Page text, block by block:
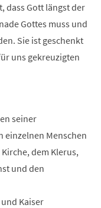
dass Gott längst der
Gottes muss und
Sie ist geschenkt
uns gekreuzigten
seiner
einzelnen Menschen
dem Klerus,
und den
Kaiser